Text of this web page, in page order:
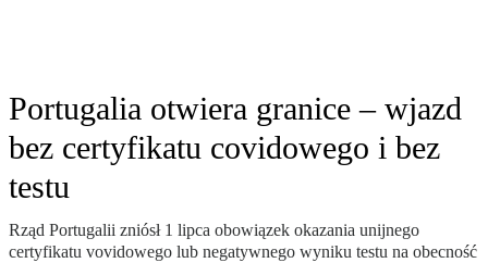
Portugalia otwiera granice – wjazd
bez certyfikatu covidowego i bez
testu
Rząd Portugalii zniósł 1 lipca obowiązek okazania unijnego
certyfikatu vovidowego lub negatywnego wyniku testu na obecność